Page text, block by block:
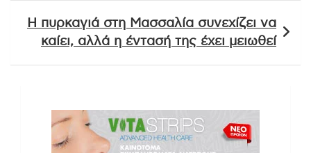
Η πυρκαγιά στη Μασσαλία συνεχίζει να
καίει, αλλά η έντασή της έχει μειωθεί